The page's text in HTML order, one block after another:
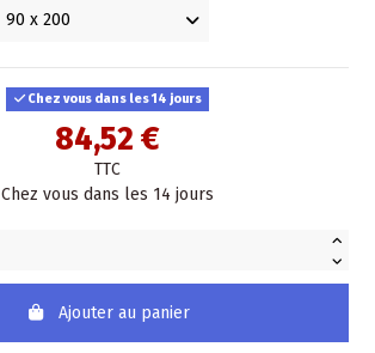
Chez vous dans les 14 jours
84,52 €
TTC
Chez vous dans les 14 jours
Ajouter au panier